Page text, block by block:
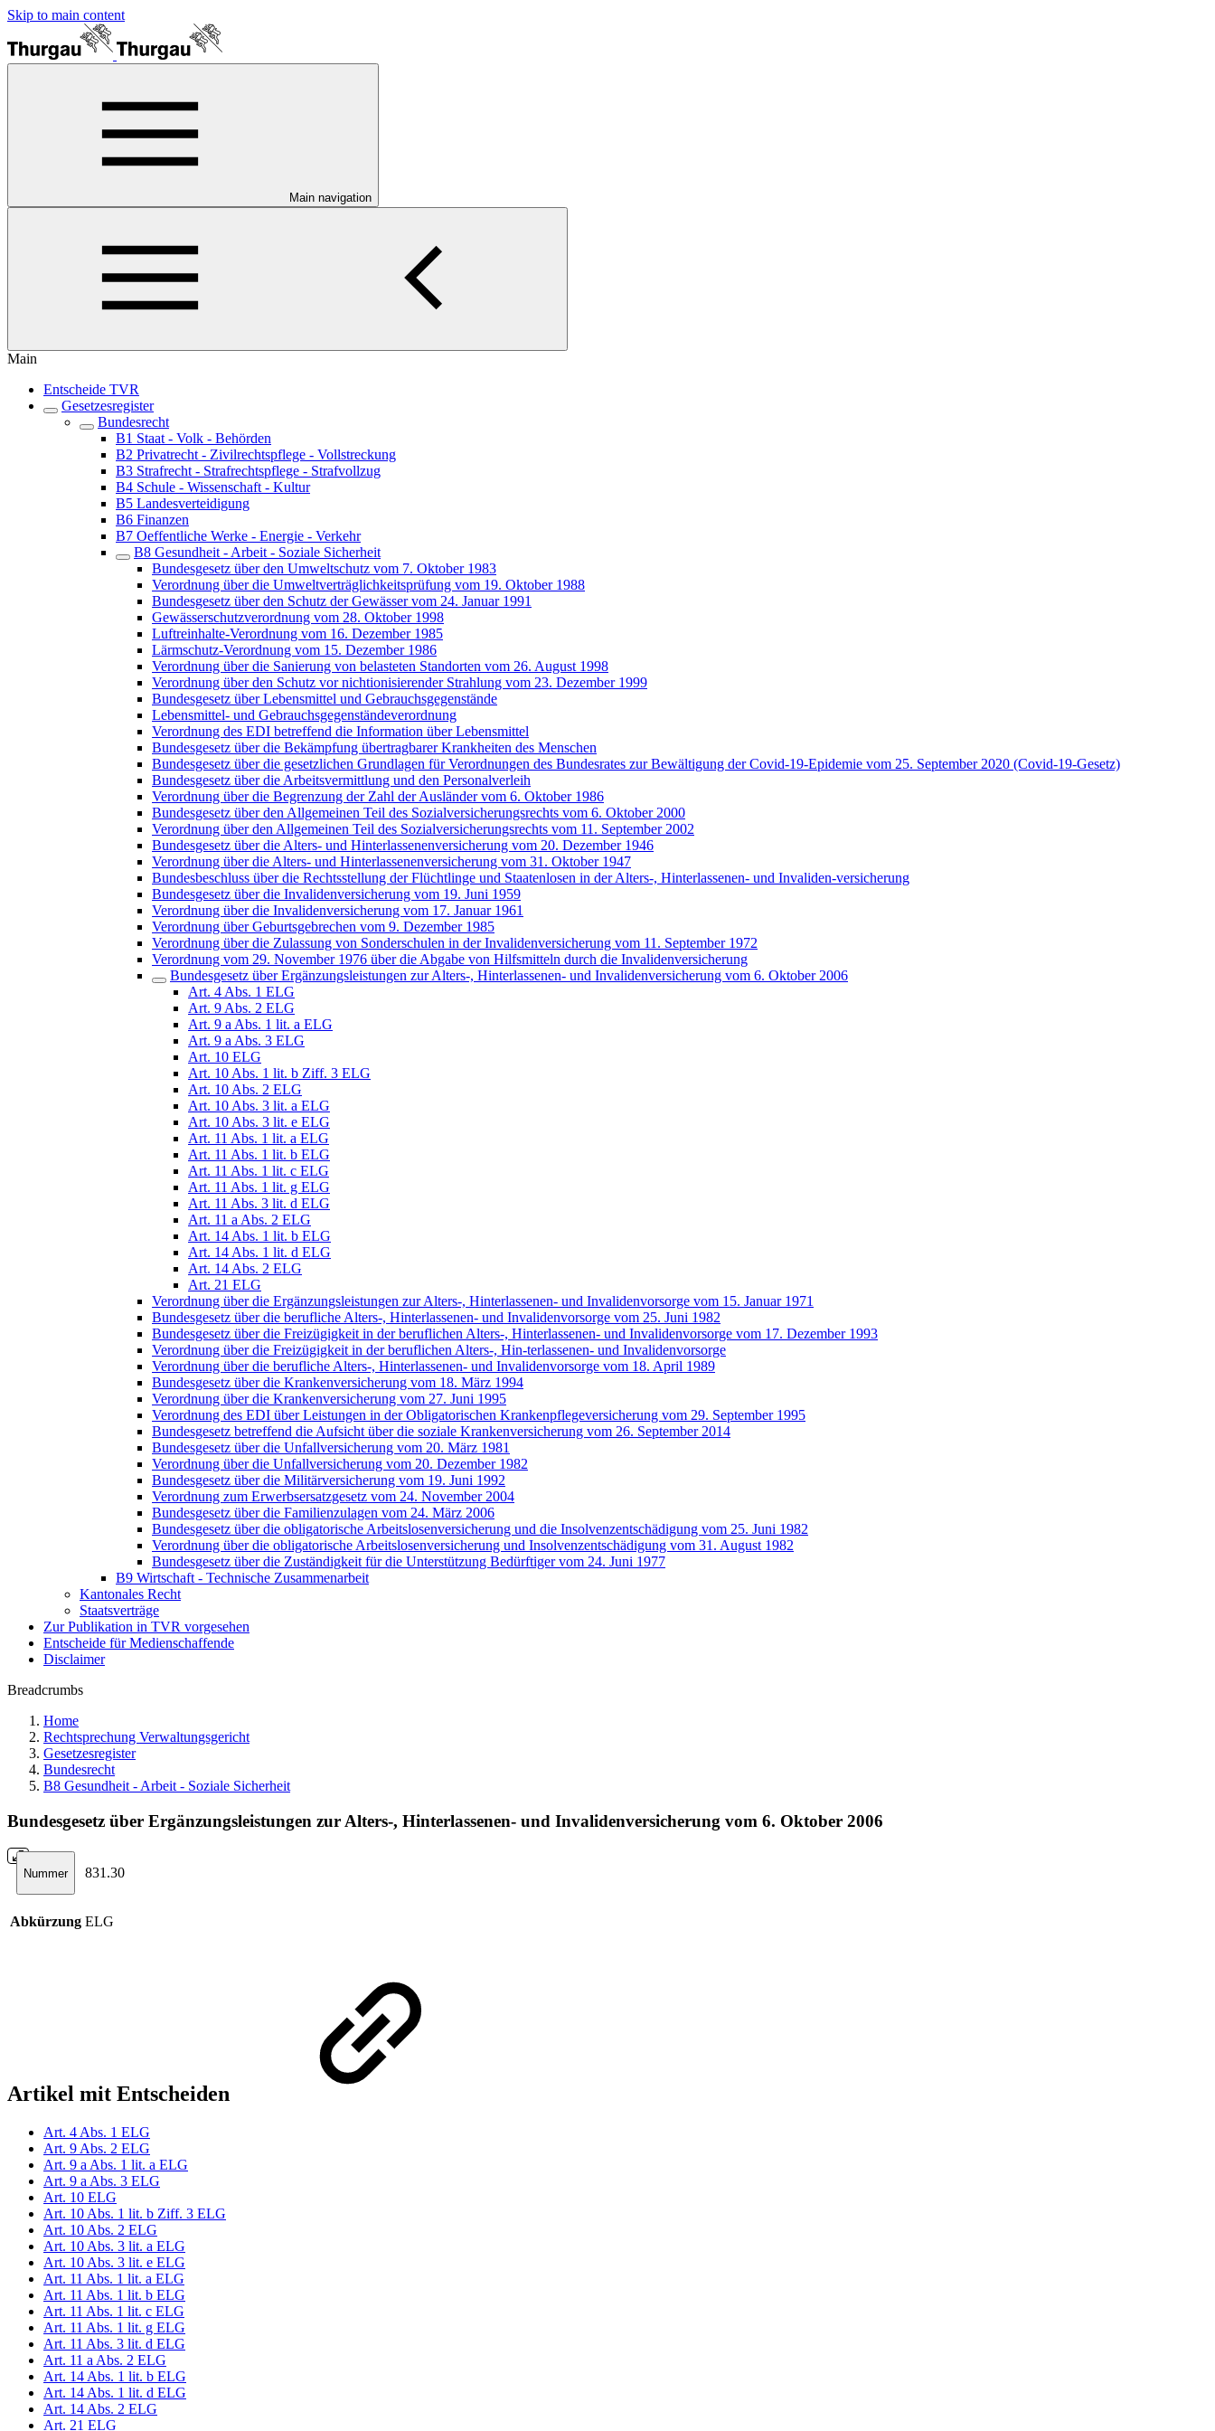
Skip to main content
Main navigation
Main
Entscheide TVR
Gesetzesregister
Bundesrecht
B1 Staat - Volk - Behörden
B2 Privatrecht - Zivilrechtspflege - Vollstreckung
B3 Strafrecht - Strafrechtspflege - Strafvollzug
B4 Schule - Wissenschaft - Kultur
B5 Landesverteidigung
B6 Finanzen
B7 Oeffentliche Werke - Energie - Verkehr
B8 Gesundheit - Arbeit - Soziale Sicherheit
Bundesgesetz über den Umweltschutz vom 7. Oktober 1983
Verordnung über die Umweltverträglichkeitsprüfung vom 19. Oktober 1988
Bundesgesetz über den Schutz der Gewässer vom 24. Januar 1991
Gewässerschutzverordnung vom 28. Oktober 1998
Luftreinhalte-Verordnung vom 16. Dezember 1985
Lärmschutz-Verordnung vom 15. Dezember 1986
Verordnung über die Sanierung von belasteten Standorten vom 26. August 1998
Verordnung über den Schutz vor nichtionisierender Strahlung vom 23. Dezember 1999
Bundesgesetz über Lebensmittel und Gebrauchsgegenstände
Lebensmittel- und Gebrauchsgegenständeverordnung
Verordnung des EDI betreffend die Information über Lebensmittel
Bundesgesetz über die Bekämpfung übertragbarer Krankheiten des Menschen
Bundesgesetz über die gesetzlichen Grundlagen für Verordnungen des Bundesrates zur Bewältigung der Covid-19-Epidemie vom 25. September 2020 (Covid-19-Gesetz)
Bundesgesetz über die Arbeitsvermittlung und den Personalverleih
Verordnung über die Begrenzung der Zahl der Ausländer vom 6. Oktober 1986
Bundesgesetz über den Allgemeinen Teil des Sozialversicherungsrechts vom 6. Oktober 2000
Verordnung über den Allgemeinen Teil des Sozialversicherungsrechts vom 11. September 2002
Bundesgesetz über die Alters- und Hinterlassenenversicherung vom 20. Dezember 1946
Verordnung über die Alters- und Hinterlassenenversicherung vom 31. Oktober 1947
Bundesbeschluss über die Rechtsstellung der Flüchtlinge und Staatenlosen in der Alters-, Hinterlassenen- und Invaliden-versicherung
Bundesgesetz über die Invalidenversicherung vom 19. Juni 1959
Verordnung über die Invalidenversicherung vom 17. Januar 1961
Verordnung über Geburtsgebrechen vom 9. Dezember 1985
Verordnung über die Zulassung von Sonderschulen in der Invalidenversicherung vom 11. September 1972
Verordnung vom 29. November 1976 über die Abgabe von Hilfsmitteln durch die Invalidenversicherung
Bundesgesetz über Ergänzungsleistungen zur Alters-, Hinterlassenen- und Invalidenversicherung vom 6. Oktober 2006
Art. 4 Abs. 1 ELG
Art. 9 Abs. 2 ELG
Art. 9 a Abs. 1 lit. a ELG
Art. 9 a Abs. 3 ELG
Art. 10 ELG
Art. 10 Abs. 1 lit. b Ziff. 3 ELG
Art. 10 Abs. 2 ELG
Art. 10 Abs. 3 lit. a ELG
Art. 10 Abs. 3 lit. e ELG
Art. 11 Abs. 1 lit. a ELG
Art. 11 Abs. 1 lit. b ELG
Art. 11 Abs. 1 lit. c ELG
Art. 11 Abs. 1 lit. g ELG
Art. 11 Abs. 3 lit. d ELG
Art. 11 a Abs. 2 ELG
Art. 14 Abs. 1 lit. b ELG
Art. 14 Abs. 1 lit. d ELG
Art. 14 Abs. 2 ELG
Art. 21 ELG
Verordnung über die Ergänzungsleistungen zur Alters-, Hinterlassenen- und Invalidenvorsorge vom 15. Januar 1971
Bundesgesetz über die berufliche Alters-, Hinterlassenen- und Invalidenvorsorge vom 25. Juni 1982
Bundesgesetz über die Freizügigkeit in der beruflichen Alters-, Hinterlassenen- und Invalidenvorsorge vom 17. Dezember 1993
Verordnung über die Freizügigkeit in der beruflichen Alters-, Hin-terlassenen- und Invalidenvorsorge
Verordnung über die berufliche Alters-, Hinterlassenen- und Invalidenvorsorge vom 18. April 1989
Bundesgesetz über die Krankenversicherung vom 18. März 1994
Verordnung über die Krankenversicherung vom 27. Juni 1995
Verordnung des EDI über Leistungen in der Obligatorischen Krankenpflegeversicherung vom 29. September 1995
Bundesgesetz betreffend die Aufsicht über die soziale Krankenversicherung vom 26. September 2014
Bundesgesetz über die Unfallversicherung vom 20. März 1981
Verordnung über die Unfallversicherung vom 20. Dezember 1982
Bundesgesetz über die Militärversicherung vom 19. Juni 1992
Verordnung zum Erwerbsersatzgesetz vom 24. November 2004
Bundesgesetz über die Familienzulagen vom 24. März 2006
Bundesgesetz über die obligatorische Arbeitslosenversicherung und die Insolvenzentschädigung vom 25. Juni 1982
Verordnung über die obligatorische Arbeitslosenversicherung und Insolvenzentschädigung vom 31. August 1982
Bundesgesetz über die Zuständigkeit für die Unterstützung Bedürftiger vom 24. Juni 1977
B9 Wirtschaft - Technische Zusammenarbeit
Kantonales Recht
Staatsverträge
Zur Publikation in TVR vorgesehen
Entscheide für Medienschaffende
Disclaimer
Breadcrumbs
Home
Rechtsprechung Verwaltungsgericht
Gesetzesregister
Bundesrecht
B8 Gesundheit - Arbeit - Soziale Sicherheit
Bundesgesetz über Ergänzungsleistungen zur Alters-, Hinterlassenen- und Invalidenversicherung vom 6. Oktober 2006
Nummer 831.30
Abkürzung ELG
Artikel mit Entscheiden
Art. 4 Abs. 1 ELG
Art. 9 Abs. 2 ELG
Art. 9 a Abs. 1 lit. a ELG
Art. 9 a Abs. 3 ELG
Art. 10 ELG
Art. 10 Abs. 1 lit. b Ziff. 3 ELG
Art. 10 Abs. 2 ELG
Art. 10 Abs. 3 lit. a ELG
Art. 10 Abs. 3 lit. e ELG
Art. 11 Abs. 1 lit. a ELG
Art. 11 Abs. 1 lit. b ELG
Art. 11 Abs. 1 lit. c ELG
Art. 11 Abs. 1 lit. g ELG
Art. 11 Abs. 3 lit. d ELG
Art. 11 a Abs. 2 ELG
Art. 14 Abs. 1 lit. b ELG
Art. 14 Abs. 1 lit. d ELG
Art. 14 Abs. 2 ELG
Art. 21 ELG